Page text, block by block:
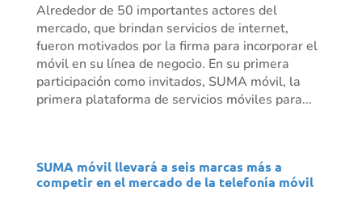
Alrededor de 50 importantes actores del
mercado, que brindan servicios de internet,
fueron motivados por la firma para incorporar el
móvil en su línea de negocio. En su primera
participación como invitados, SUMA móvil, la
primera plataforma de servicios móviles para...
SUMA móvil llevará a seis marcas más a
competir en el mercado de la telefonía móvil